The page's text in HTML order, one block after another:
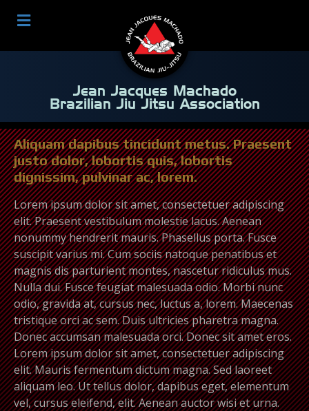
Jean Jacques Machado
Brazilian Jiu Jitsu Association
Aliquam dapibus tincidunt metus. Praesent
justo dolor, lobortis quis, lobortis
dignissim, pulvinar ac, lorem.
Lorem ipsum dolor sit amet, consectetuer adipiscing
elit. Praesent vestibulum molestie lacus. Aenean
nonummy hendrerit mauris. Phasellus porta. Fusce
suscipit varius mi. Cum sociis natoque penatibus et
magnis dis parturient montes, nascetur ridiculus mus.
Nulla dui. Fusce feugiat malesuada odio. Morbi nunc
odio, gravida at, cursus nec, luctus a, lorem. Maecenas
tristique orci ac sem. Duis ultricies pharetra magna.
Donec accumsan malesuada orci. Donec sit amet eros.
Lorem ipsum dolor sit amet, consectetuer adipiscing
elit. Mauris fermentum dictum magna. Sed laoreet
aliquam leo. Ut tellus dolor, dapibus eget, elementum
vel, cursus eleifend, elit. Aenean auctor wisi et urna.